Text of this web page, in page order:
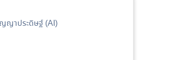
ญาประดิษฐ์ (AI)